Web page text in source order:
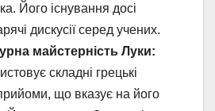
Його існування досі
дискусії серед учених.
майстерність Луки:
складні грецькі
що вказує на його